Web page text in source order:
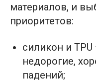
материалов, и
приоритетов:
силикон и TPU
недорогие,
падений;